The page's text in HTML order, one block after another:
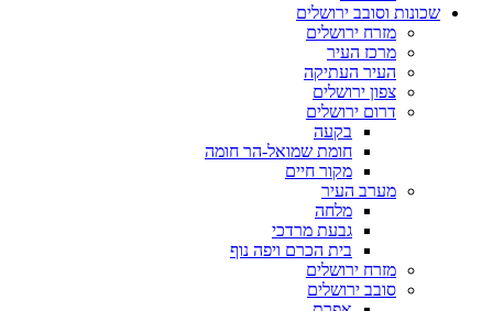
שכונות וסובב ירושלים
מזרח ירושלים
מרכז העיר
העיר העתיקה
צפון ירושלים
דרום ירושלים
בקעה
חומת שמואל-הר חומה
מקור חיים
מערב העיר
מלחה
גבעת מרדכי
בית הכרם ויפה נוף
מזרח ירושלים
סובב ירושלים